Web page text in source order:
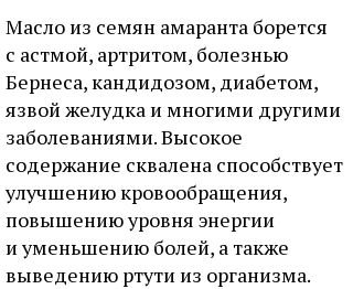
Масло из семян амаранта борется
с астмой, артритом, болезнью
Бернеса, кандидозом, диабетом,
язвой желудка и многими другими
заболеваниями. Высокое
содержание сквалена способствует
улучшению кровообращения,
повышению уровня энергии
и уменьшению болей, а также
выведению ртути из организма.